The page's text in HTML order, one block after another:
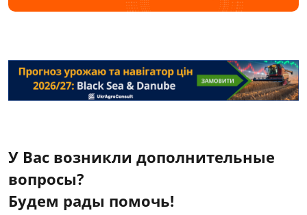
У Вас возникли дополнительные
вопросы?
Будем рады помочь!